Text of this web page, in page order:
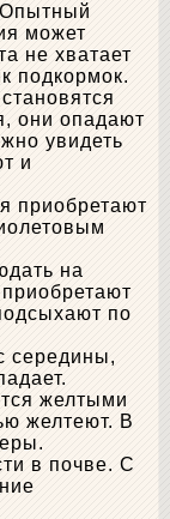
Опытный
может
не хватает
подкормок.
они опадают
увидеть
и
приобретают
на
по
середины,
желтыми
желтеют. В
в почве. С